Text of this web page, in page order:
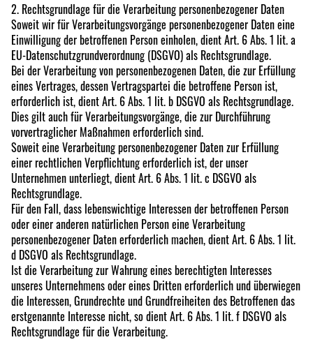
2. Rechtsgrundlage für die Verarbeitung personenbezogener Daten
Soweit wir für Verarbeitungsvorgänge personenbezogener Daten eine
Einwilligung der betroffenen Person einholen, dient Art. 6 Abs. 1 lit. a
EU-Datenschutzgrundverordnung (DSGVO) als Rechtsgrundlage.
Bei der Verarbeitung von personenbezogenen Daten, die zur Erfüllung
eines Vertrages, dessen Vertragspartei die betroffene Person ist,
erforderlich ist, dient Art. 6 Abs. 1 lit. b DSGVO als Rechtsgrundlage.
Dies gilt auch für Verarbeitungsvorgänge, die zur Durchführung
vorvertraglicher Maßnahmen erforderlich sind.
Soweit eine Verarbeitung personenbezogener Daten zur Erfüllung
einer rechtlichen Verpflichtung erforderlich ist, der unser
Unternehmen unterliegt, dient Art. 6 Abs. 1 lit. c DSGVO als
Rechtsgrundlage.
Für den Fall, dass lebenswichtige Interessen der betroffenen Person
oder einer anderen natürlichen Person eine Verarbeitung
personenbezogener Daten erforderlich machen, dient Art. 6 Abs. 1 lit.
d DSGVO als Rechtsgrundlage.
Ist die Verarbeitung zur Wahrung eines berechtigten Interesses
unseres Unternehmens oder eines Dritten erforderlich und überwiegen
die Interessen, Grundrechte und Grundfreiheiten des Betroffenen das
erstgenannte Interesse nicht, so dient Art. 6 Abs. 1 lit. f DSGVO als
Rechtsgrundlage für die Verarbeitung.